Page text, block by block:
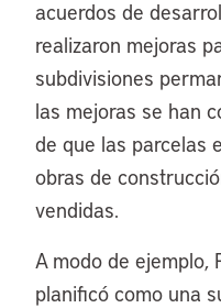
acuerdos de
realizaron mejoras
subdivisiones
las mejoras se han
de que las parcelas
obras de
vendidas.
A modo de ejemplo,
planificó como una